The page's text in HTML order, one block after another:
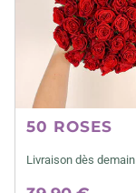
50 ROSES
Livraison dès demain